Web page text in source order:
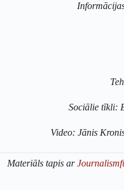
Sociālie tīkli:
Video: Jānis
Materiāls tapis ar